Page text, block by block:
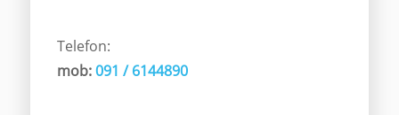
Telefon:
mob:091 / 6144890